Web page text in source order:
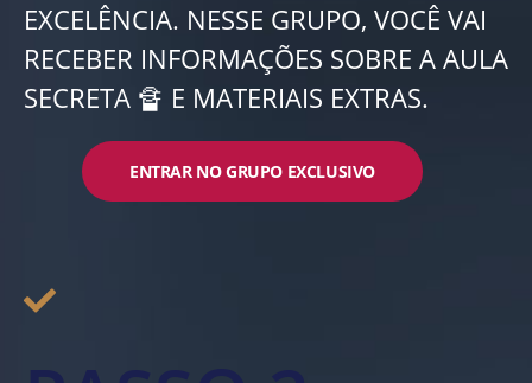
EXCELÊNCIA. NESSE GRUPO, VOCÊ VAI
RECEBER INFORMAÇÕES SOBRE A AULA
SECRETA 🔏 E MATERIAIS EXTRAS.
ENTRAR NO GRUPO EXCLUSIVO